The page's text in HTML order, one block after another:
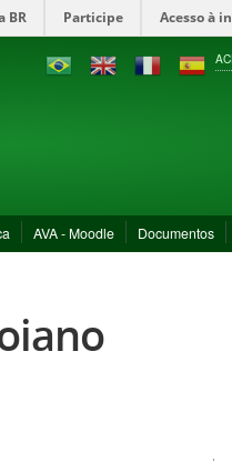
BR Participe Acesso à
AVA - Moodle Documentos